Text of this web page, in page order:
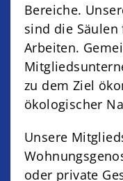
Bereiche.
sind die
Arbeiten.
zu dem Ziel
ökologischer
Unsere
oder private